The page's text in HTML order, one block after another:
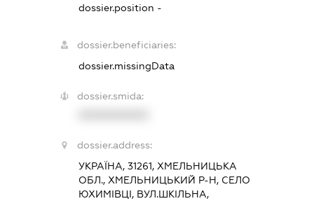
dossier.position -
dossier.beneficiaries:
dossier.missingData
dossier.smida:
dossier.address:
УКРАЇНА, 31261, ХМЕЛЬНИЦЬКА
ОБЛ., ХМЕЛЬНИЦЬКИЙ Р-Н, СЕЛО
ЮХИМІВЦІ, ВУЛ.ШКІЛЬНА,